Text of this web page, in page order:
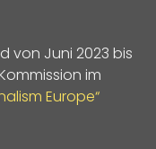
von Juni 2023 bis
im
Europe“